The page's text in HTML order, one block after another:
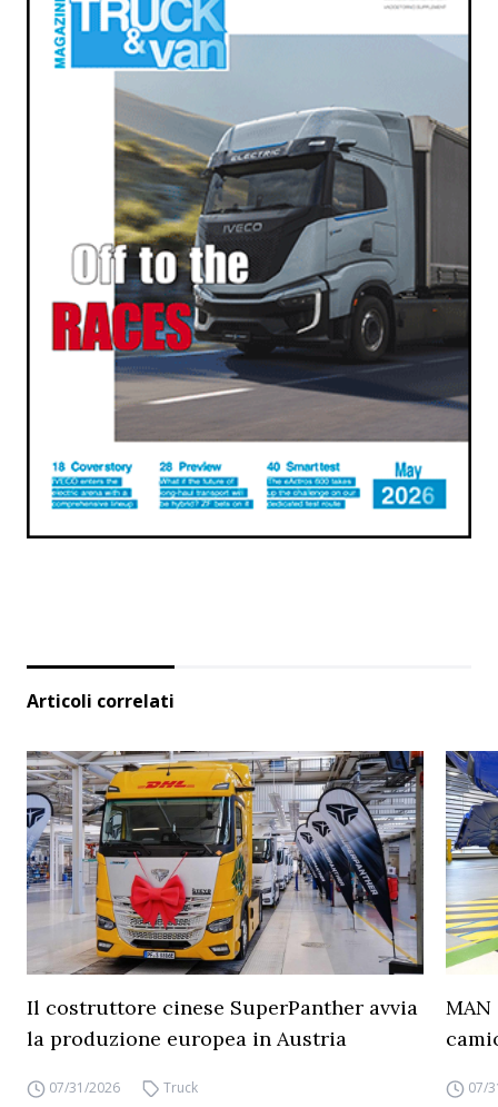
Articoli correlati
Il costruttore cinese SuperPanther avvia
la produzione europea in Austria
07/31/2026 Truck 07/